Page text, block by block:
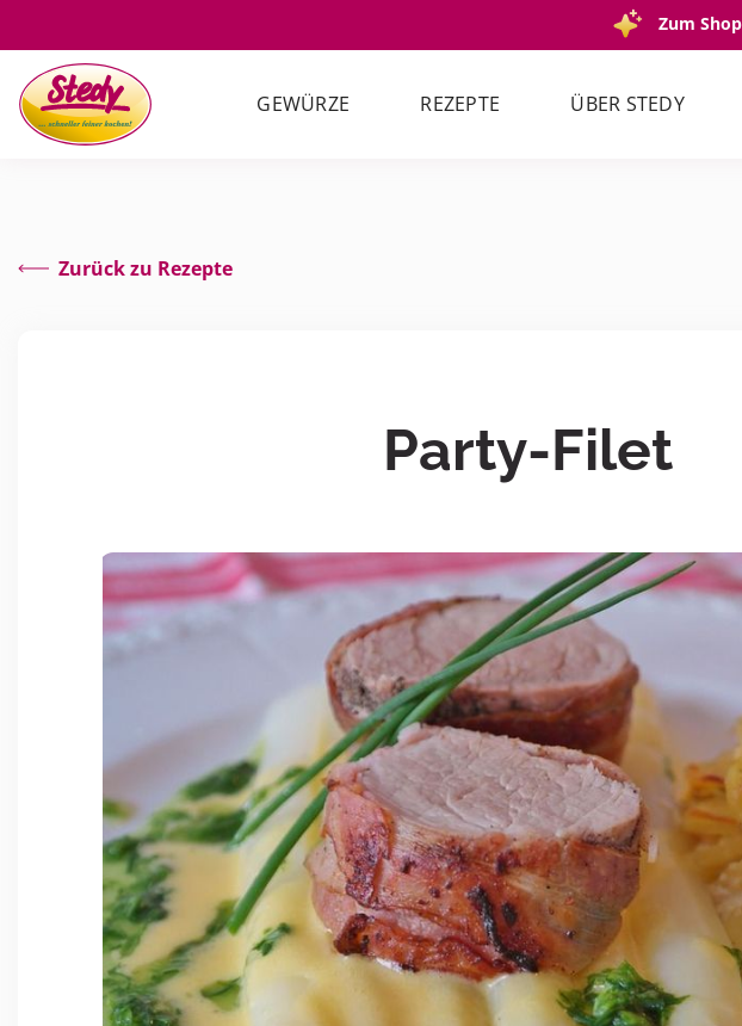
Zum Shop
GEWÜRZE REZEPTE ÜBER STEDY
Zurück zu Rezepte
Party-Filet